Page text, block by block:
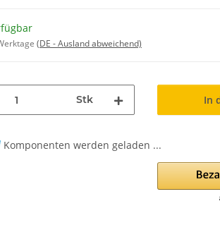
(DE - Ausland abweichend)
Stk In
Komponenten werden geladen ...